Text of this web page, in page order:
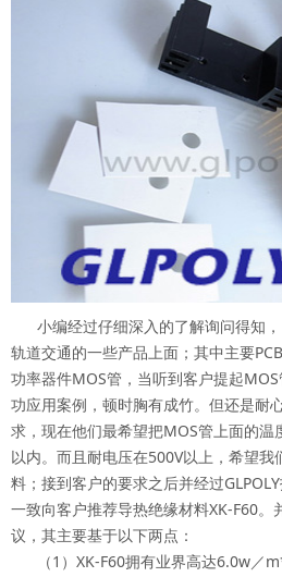
小编经过仔细深入的了解询问得知，
轨道交通的一些产品上面；其中主要
功率器件MOS管，当听到客户提起
功应用案例，顿时胸有成竹。但还是耐
求，现在他们最希望把MOS管上面的
以内。而且耐电压在500V以上，希望
料；接到客户的要求之后并经过
一致向客户推荐导热绝缘材料XK-F60。
议，其主要基于以下两点：
（1）XK-F60拥有业界高达6.0w／